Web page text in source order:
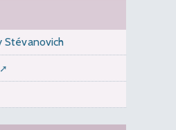
Stévanovich